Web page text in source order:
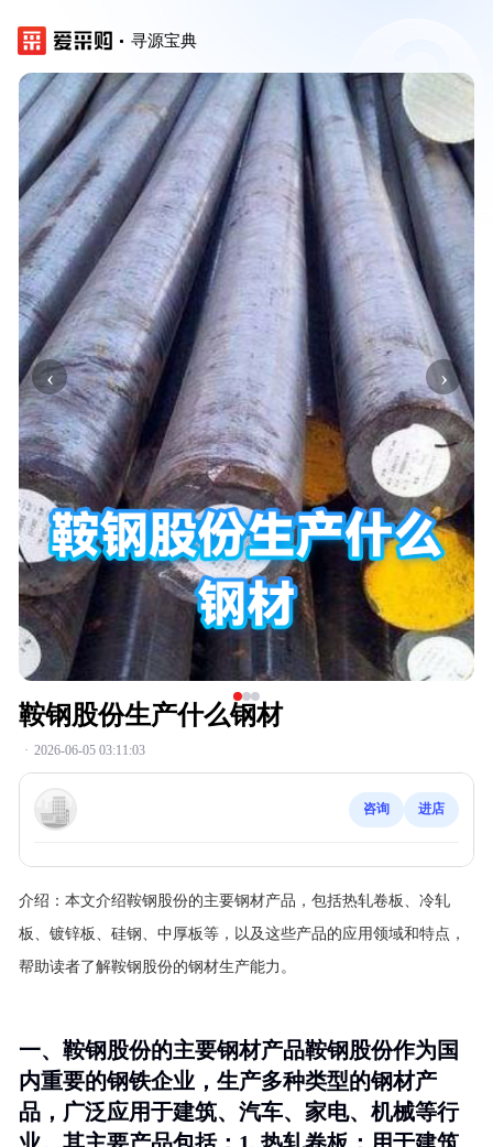
寻源宝典
‹ ›
鞍钢股份生产什么钢材
· 2026-06-05 03:11:03
咨询 进店
介绍： 本文介绍鞍钢股份的主要钢材产品，包括热轧卷板、冷轧
板、镀锌板、硅钢、中厚板等，以及这些产品的应用领域和特点，
帮助读者了解鞍钢股份的钢材生产能力。
一、鞍钢股份的主要钢材产品鞍钢股份作为国
内重要的钢铁企业，生产多种类型的钢材产
品，广泛应用于建筑、汽车、家电、机械等行